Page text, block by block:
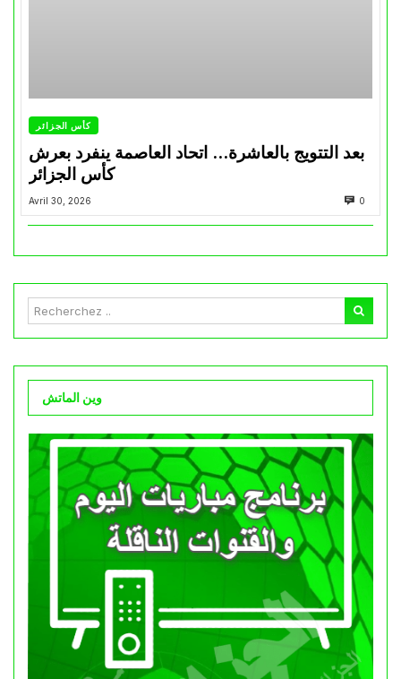
كأس الجزائر
بعد التتويج بالعاشرة… اتحاد العاصمة ينفرد بعرش
كأس الجزائر
Avril 30, 2026 0
وين الماتش